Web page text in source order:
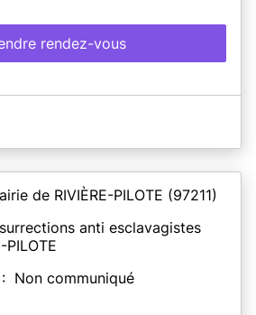
rendez-vous
de RIVIÈRE-PILOTE (97211)
anti esclavagistes
PILOTE
: Non communiqué